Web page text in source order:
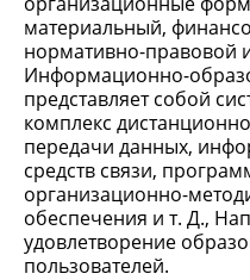
материальный,
нормативно-правовой
Информационно-
представляет собой
комплекс
передачи данных,
средств связи,
организационно-
обеспечения и т. Д.,
удовлетворение
пользователей.